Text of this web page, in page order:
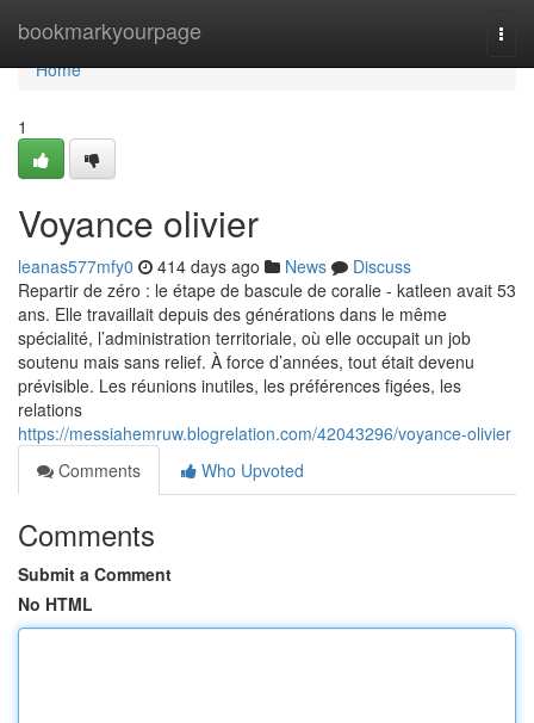
bookmarkyourpage
Home
Home
1
Voyance olivier
leanas577mfy0 414 days ago News
Discuss
Repartir de zéro : le étape de bascule de coralie - katleen avait 53
ans. Elle travaillait depuis des générations dans le même
spécialité, l’administration territoriale, où elle occupait un job
soutenu mais sans relief. À force d’années, tout était devenu
prévisible. Les réunions inutiles, les préférences figées, les
relations
https://messiahemruw.blogrelation.com/42043296/voyance-olivier
Comments
Who Upvoted
Comments
Submit a Comment
No HTML